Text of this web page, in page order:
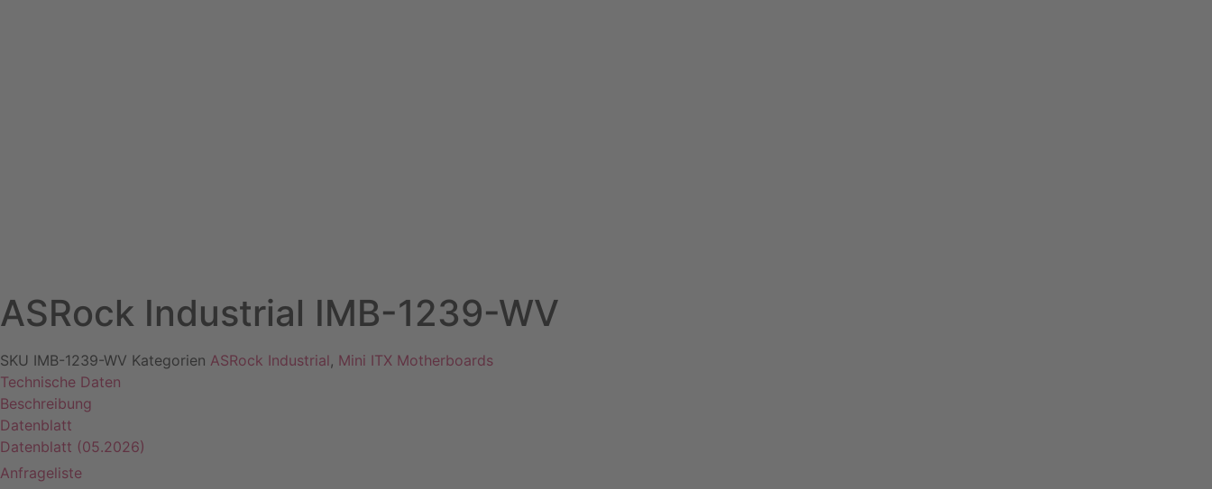
ASRock Industrial IMB-1239-WV
SKU IMB-1239-WV Kategorien ASRock Industrial, Mini ITX Motherboards
Technische Daten
Beschreibung
Datenblatt
Datenblatt (05.2026)
Anfrageliste